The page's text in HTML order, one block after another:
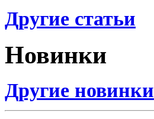
Другие статьи
Новинки
Другие новинки